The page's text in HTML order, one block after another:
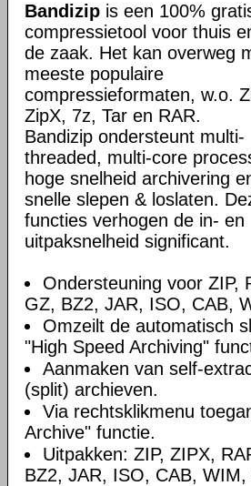
Bandizip is een 100%
compressietool voor thuis
de zaak. Het kan overweg
meeste populaire
compressieformaten, w.o.
ZipX, 7z, Tar en RAR.
Bandizip ondersteunt multi-
threaded, multi-core
hoge snelheid archivering
snelle slepen & loslaten.
functies verhogen de in- en
uitpaksnelheid significant.
Ondersteuning voor ZIP,
GZ, BZ2, JAR, ISO, CAB,
Omzeilt de automatisch
"High Speed Archiving"
Aanmaken van self-
(split) archieven.
Via rechtsklikmenu
Archive" functie.
Uitpakken: ZIP, ZIPX,
BZ2, JAR, ISO, CAB,